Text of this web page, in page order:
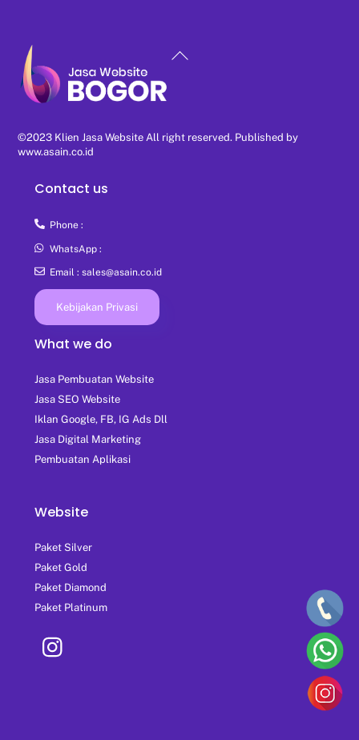
Back
To
©2023 Klien Jasa Website All right reserved. Published by
www.asain.co.id
Contact us
Phone :
WhatsApp :
Email : sales@asain.co.id
Kebijakan Privasi
What we do
Jasa Pembuatan Website
Jasa SEO Website
Iklan Google, FB, IG Ads Dll
Jasa Digital Marketing
Pembuatan Aplikasi
Website
Paket Silver
Paket Gold
Paket Diamond
Paket Platinum